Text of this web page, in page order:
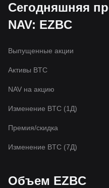
Сегодняшняя
NAV: EZBC
Выпущенные акции
Активы BTC
NAV на акцию
Изменение BTC (1Д)
Премия/скидка
Изменение BTC (7Д)
Объем EZBC